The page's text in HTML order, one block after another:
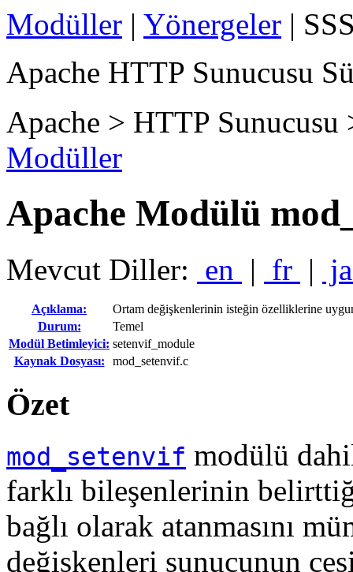
Modüller | Yönergeler |
Apache HTTP Sunucusu
Apache > HTTP
Modüller
Apache Modülü
Mevcut Diller: en | fr |
Açıklama:
Ortam değişkenlerinin isteğin özelliklerine
Durum:
Temel
Modül Betimleyici: setenvif_module
Kaynak Dosyası:
mod_setenvif.c
Özet
mod_setenvif modülü
farklı bileşenlerinin
bağlı olarak atanmasını
değişkenleri sunucunun